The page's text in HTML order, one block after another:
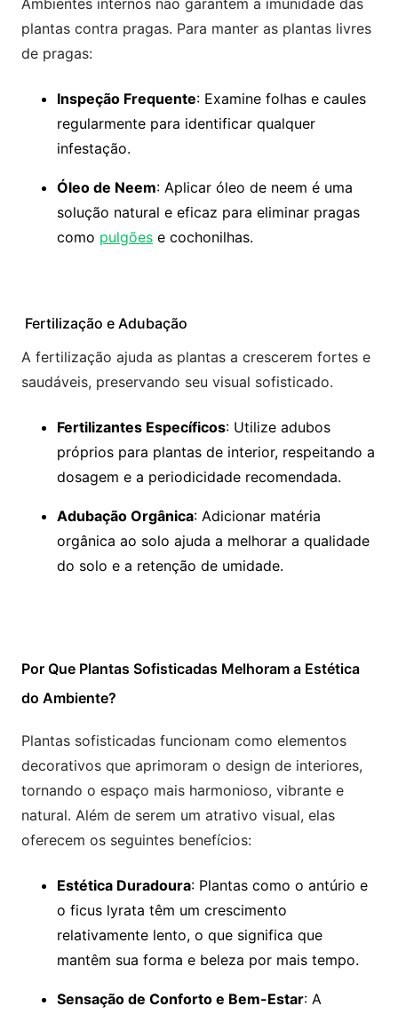
plantas contra pragas. Para manter as plantas livres
de pragas:
Inspeção Frequente: Examine folhas e caules
regularmente para identificar qualquer
infestação.
Óleo de Neem: Aplicar óleo de neem é uma
solução natural e eficaz para eliminar pragas
como pulgões e cochonilhas.
Fertilização e Adubação
A fertilização ajuda as plantas a crescerem fortes e
saudáveis, preservando seu visual sofisticado.
Fertilizantes Específicos: Utilize adubos
próprios para plantas de interior, respeitando a
dosagem e a periodicidade recomendada.
Adubação Orgânica: Adicionar matéria
orgânica ao solo ajuda a melhorar a qualidade
do solo e a retenção de umidade.
Por Que Plantas Sofisticadas Melhoram a Estética
do Ambiente?
Plantas sofisticadas funcionam como elementos
decorativos que aprimoram o design de interiores,
tornando o espaço mais harmonioso, vibrante e
natural. Além de serem um atrativo visual, elas
oferecem os seguintes benefícios:
Estética Duradoura: Plantas como o antúrio e
o ficus lyrata têm um crescimento
relativamente lento, o que significa que
mantêm sua forma e beleza por mais tempo.
Sensação de Conforto e Bem-Estar: A